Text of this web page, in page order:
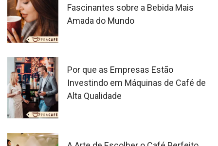
Fascinantes sobre a Bebida Mais
Amada do Mundo
Por que as Empresas Estão
Investindo em Máquinas de Café de
Alta Qualidade